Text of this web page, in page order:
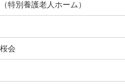
特別養護老人ホーム）
会